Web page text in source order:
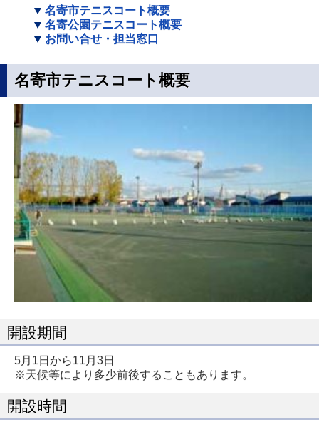
名寄市テニスコート概要
名寄公園テニスコート概要
お問い合せ・担当窓口
名寄市テニスコート概要
開設期間
5月1日から11月3日
※天候等により多少前後することもあります。
開設時間